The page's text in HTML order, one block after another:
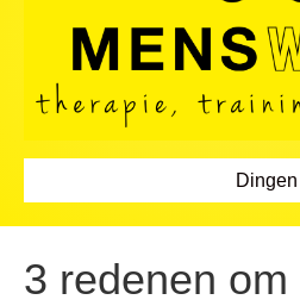
Dingen
3 redenen